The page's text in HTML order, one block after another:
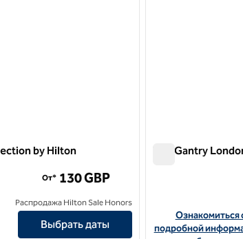
by Hilton
Lincoln Plaza London, Curio Collection by Hilton
От* 130 GBP
Распродажа Hilton Sale Honors
Выбрать даты
The Gantry
Посмотреть
Ознакомиться
подробной